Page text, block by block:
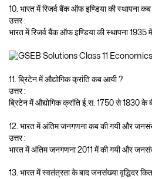
10. भारत में रिजर्व बैंक ऑफ इण्डिया की स्थापना कब
उत्तर :
भारत में रिजर्व बैंक ऑफ इण्डिया की स्थापना 1935
11. ब्रिटेन में औद्योगिक क्रांति कब आयी ?
उत्तर :
ब्रिटेन में औद्योगिक क्रांति ई.स. 1750 से 1830 के
12. भारत में अंतिम जनगणना कब की गयी और
उत्तर :
भारत में अंतिम जनगणना 2011 में की गयी और
13. भारत में स्वतंत्रता के बाद जनसंख्या वृद्धिदर